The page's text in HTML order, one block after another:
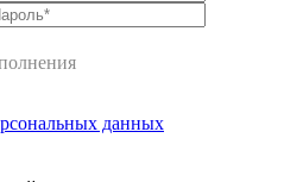
данных